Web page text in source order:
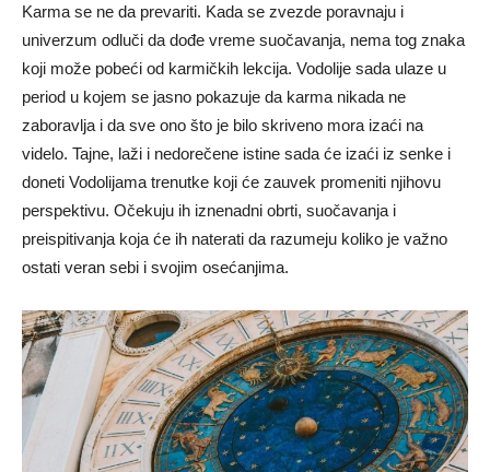
Karma se ne da prevariti. Kada se zvezde poravnaju i
univerzum odluči da dođe vreme suočavanja, nema tog znaka
koji može pobeći od karmičkih lekcija. Vodolije sada ulaze u
period u kojem se jasno pokazuje da karma nikada ne
zaboravlja i da sve ono što je bilo skriveno mora izaći na
videlo. Tajne, laži i nedorečene istine sada će izaći iz senke i
doneti Vodolijama trenutke koji će zauvek promeniti njihovu
perspektivu. Očekuju ih iznenadni obrti, suočavanja i
preispitivanja koja će ih naterati da razumeju koliko je važno
ostati veran sebi i svojim osećanjima.